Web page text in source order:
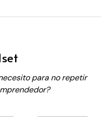
para no repetir